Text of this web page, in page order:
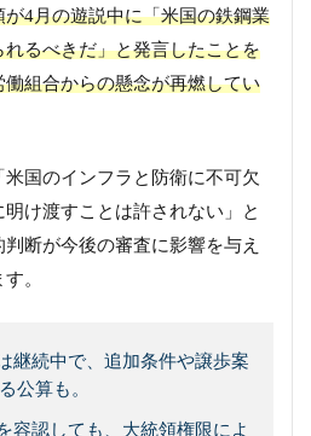
4月の遊説中に「米国の鉄鋼業
るべきだ」と発言したことを
組合からの懸念が再燃してい
国のインフラと防衛に不可欠
け渡すことは許されない」と
断が今後の審査に影響を与え
。
継続中で、追加条件や譲歩案
公算も。
容認しても、大統領権限によ